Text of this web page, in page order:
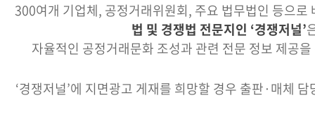
300여개 기업체, 공정거래위원회, 주요 법무법인 등으로
법 및 경쟁법 전문지인 ‘경쟁저널’
자율적인 공정거래문화 조성과 관련 전문 정보 제공
‘경쟁저널’에 지면광고 게재를 희망할 경우 출판·매체